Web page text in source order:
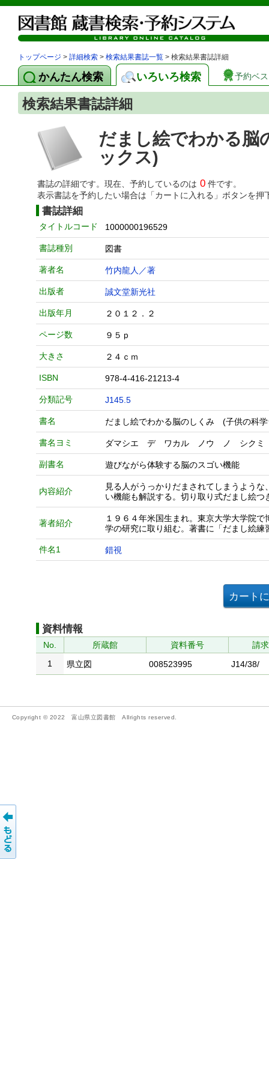
トップページ > 詳細検索 > 検索結果書誌一覧 > 検索結果書誌詳細
かんたん検索 いろいろ検索 予約ベ
検索結果書誌詳細
だまし絵でわかる
ックス)
書誌の詳細です。現在、予約しているのは 0 件です。
表示書誌を予約したい場合は「カートに入れる」ボタンを押
書誌詳細
タイトルコード 1000000196529
書誌種別 図書
著者名 竹内龍人／著
出版者 誠文堂新光社
出版年月 ２０１２．２
ページ数 ９５ｐ
大きさ ２４ｃｍ
ISBN 978-4-416-21213-4
分類記号 J145.5
書名 だまし絵でわかる脳のしくみ (子供の科
書名ヨミ ダマシエ デ ワカル ノウ ノ シクミ
副書名 遊びながら体験する脳のスゴい機能
内容紹介
見る人がうっかりだまされてしまうよう
い機能も解説する。切り取り式だまし絵つ
著者紹介
１９６４年米国生まれ。東京大学大学院
学の研究に取り組む。著書に「だまし絵練
件名1 錯視
資料情報
No. 所蔵館 資料番号
請
1
県立図 008523995 J14/38/
Copyright © 2022 富山県立図書館 Allrights reserved.